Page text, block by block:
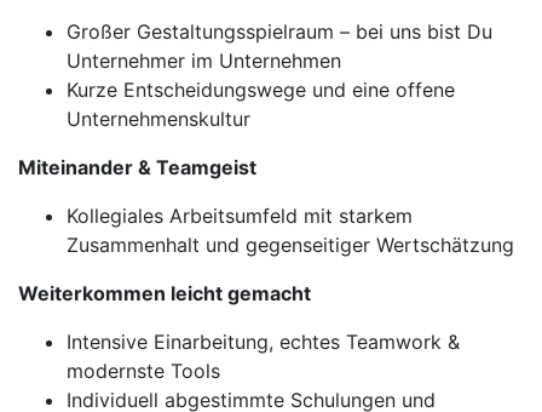
Großer Gestaltungsspielraum – bei uns bist Du
Unternehmer im Unternehmen
Kurze Entscheidungswege und eine offene
Unternehmenskultur
Miteinander & Teamgeist
Kollegiales Arbeitsumfeld mit starkem
Zusammenhalt und gegenseitiger Wertschätzung
Weiterkommen leicht gemacht
Intensive Einarbeitung, echtes Teamwork &
modernste Tools
Individuell abgestimmte Schulungen und